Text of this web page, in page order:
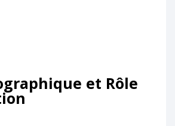
et Rôle